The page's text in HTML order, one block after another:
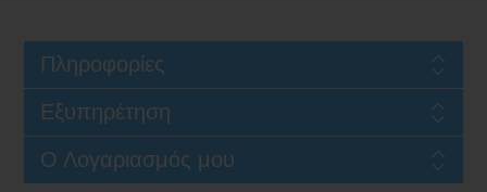
Πληροφορίες
Εξυπηρέτηση
Ο Λογαριασμός μου